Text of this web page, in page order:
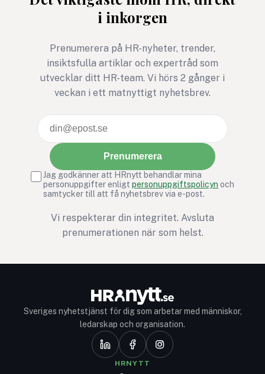
fem bästa tips för ett
säkrare sommarkontor.i inkorgen
Prenumerera på HR-nyheter, trender,
insiktsfulla artiklar och expertråd som
utvecklar ditt HR-team. Vi hörs 2 gånger i
veckan i ett matnyttigt nyhetsbrev.
Prenumerera
Jag godkänner att HRnytt behandlar mina
personuppgifter enligt personuppgiftspolicyn och
samtycker till att få nyhetsbrev via e-post.
Vi respekterar din integritet. Avsluta
prenumerationen när som helst.
Sveriges nyhetstjänst för dig som arbetar med människor,
ledarskap och organisation.
HRNYTT